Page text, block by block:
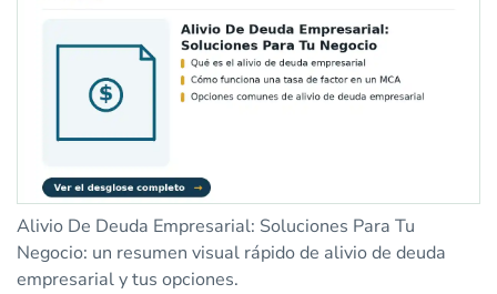
Alivio De Deuda Empresarial: Soluciones Para Tu
Negocio: un resumen visual rápido de alivio de deuda
empresarial y tus opciones.